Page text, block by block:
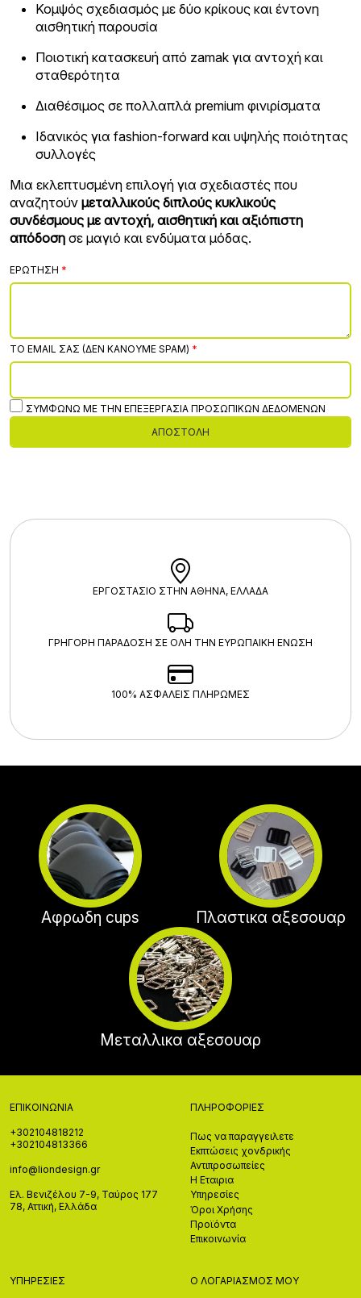
Κομψός σχεδιασμός με δύο κρίκους και έντονη
αισθητική παρουσία
Ποιοτική κατασκευή από zamak για αντοχή και
σταθερότητα
Διαθέσιμος σε πολλαπλά premium φινιρίσματα
Ιδανικός για fashion-forward και υψηλής ποιότητας
συλλογές
Μια εκλεπτυσμένη επιλογή για σχεδιαστές που
αναζητούν μεταλλικούς διπλούς κυκλικούς
συνδέσμους με αντοχή, αισθητική και αξιόπιστη
απόδοση σε μαγιό και ενδύματα μόδας.
ΕΡΏΤΗΣΗ
ΤΟ EMAIL ΣΑΣ (ΔΕΝ ΚΆΝΟΥΜΕ SPAM)
ΣΥΜΦΩΝΏ ΜΕ ΤΗΝ ΕΠΕΞΕΡΓΑΣΊΑ ΠΡΟΣΩΠΙΚΏΝ ΔΕΔΟΜΈΝΩΝ
ΑΠΟΣΤΟΛΉ
ΕΡΓΟΣΤΑΣΙΟ ΣΤΗΝ ΑΘΗΝΑ, ΕΛΛΑΔΑ
ΓΡΗΓΟΡΗ ΠΑΡΑΔΟΣΗ ΣΕ ΟΛΗ ΤΗΝ ΕΥΡΩΠΑΙΚΗ ΕΝΩΣΗ
100% ΑΣΦΑΛΕΊΣ ΠΛΗΡΩΜΈΣ
Αφρωδη cups Πλαστικα αξεσουαρ
Μεταλλικα αξεσουαρ
ΕΠΙΚΟΙΝΩΝΊΑ
+302104818212
+302104813366
info@liondesign.gr
Ελ. Βενιζέλου 7-9, Ταύρος 177
78, Αττική, Ελλάδα
ΠΛΗΡΟΦΟΡΊΕΣ
Πως να παραγγειλετε
Εκπτώσεις χονδρικής
Αντιπροσωπείες
Η Εταιρια
Υπηρεσίες
Όροι Χρήσης
Προϊόντα
Επικοινωνία
ΥΠΗΡΕΣΊΕΣ Ο ΛΟΓΑΡΙΑΣΜΌΣ ΜΟΥ